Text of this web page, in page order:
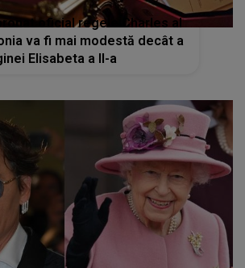
oficial regele Charles al
va fi mai modestă decât a
Elisabeta a II-a